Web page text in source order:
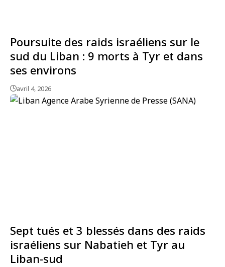
Poursuite des raids israéliens sur le
sud du Liban : 9 morts à Tyr et dans
ses environs
avril 4, 2026
Sept tués et 3 blessés dans des raids
israéliens sur Nabatieh et Tyr au
Liban-sud